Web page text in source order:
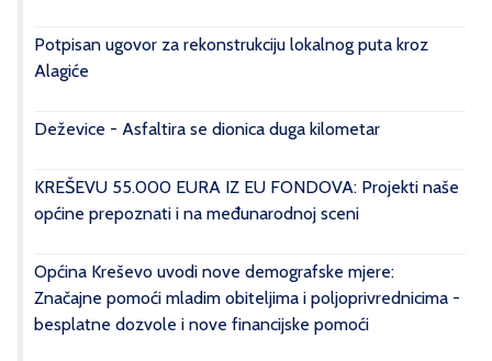
Potpisan ugovor za rekonstrukciju lokalnog puta kroz
Alagiće
Deževice - Asfaltira se dionica duga kilometar
KREŠEVU 55.000 EURA IZ EU FONDOVA: Projekti naše
općine prepoznati i na međunarodnoj sceni
Općina Kreševo uvodi nove demografske mjere:
Značajne pomoći mladim obiteljima i poljoprivrednicima -
besplatne dozvole i nove financijske pomoći